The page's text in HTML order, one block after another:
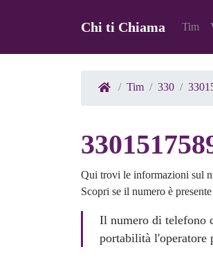
Chi ti Chiama Tim
Tim 330
Qui trovi le informazioni sul
Scopri se il numero è
Il numero di telefono
portabilità l'operatore